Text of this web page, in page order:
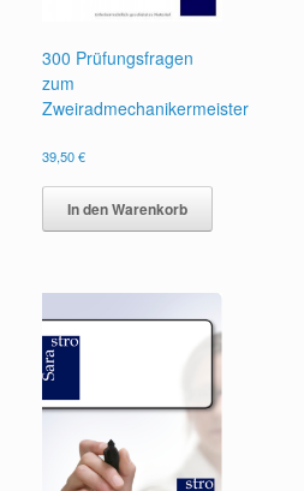
300 Prüfungsfragen
zum
Zweiradmechanikermeister
39,50€
In den Warenkorb